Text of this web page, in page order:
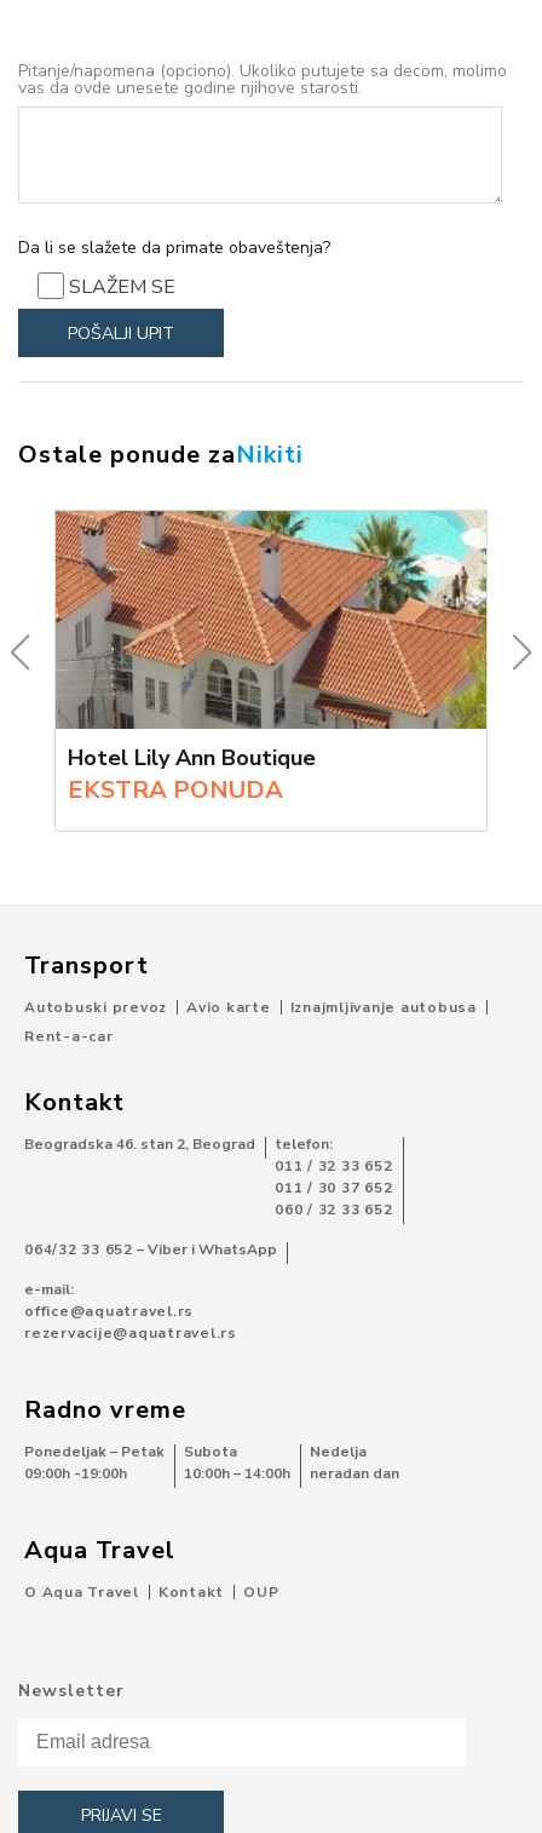
Pitanje/napomena (opciono). Ukoliko putujete sa decom, molimo
vas da ovde unesete godine njihove starosti.
Da li se slažete da primate obaveštenja?
SLAŽEM SE
Ostale ponude zaNikiti
Hotel Lily Ann Boutique
EKSTRA PONUDA
Transport
Autobuski prevoz Avio karte
Iznajmljivanje autobusa
Rent-a-car
Kontakt
Beogradska 46. stan 2, Beograd
telefon:
011 / 32 33 652
011 / 30 37 652
060 / 32 33 652
064/32 33 652 – Viber i WhatsApp
e-mail:
office@aquatravel.rs
rezervacije@aquatravel.rs
Radno vreme
Ponedeljak – Petak
09:00h -19:00h
Subota
10:00h – 14:00h
Nedelja
neradan dan
Aqua Travel
O Aqua Travel Kontakt OUP
Newsletter